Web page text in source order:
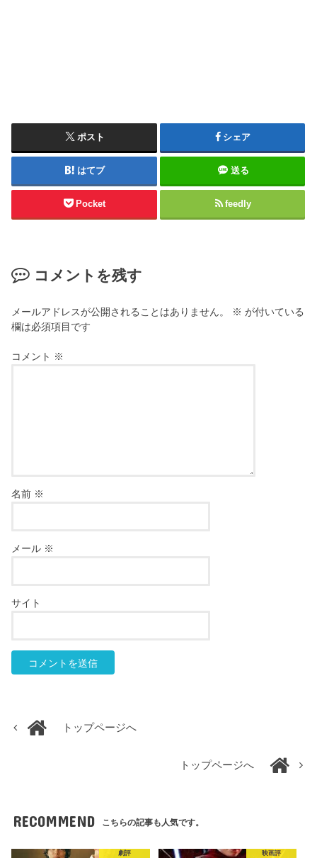
ポスト シェア
はてブ 送る
Pocket feedly
コメントを残す
メールアドレスが公開されることはありません。 ※ が付いている
欄は必須項目です
コメント ※
名前 ※
メール ※
サイト
トップページへ
トップページへ
RECOMMEND こちらの記事も人気です。
劇評 映画評